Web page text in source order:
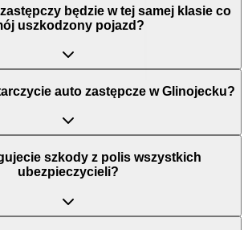
będzie w tej samej klasie co
uszkodzony pojazd?
auto zastępcze w Glinojecku?
szkody z polis wszystkich
ubezpieczycieli?